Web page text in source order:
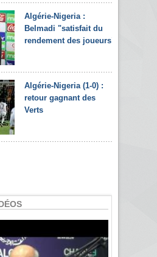
Algérie-Nigeria :
Belmadi "satisfait du
rendement des joueurs"
Algérie-Nigeria (1-0) :
retour gagnant des
Verts